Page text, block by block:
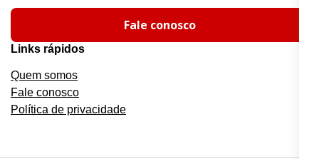
Fale conosco
Links rápidos
Quem somos
Fale conosco
Política de privacidade